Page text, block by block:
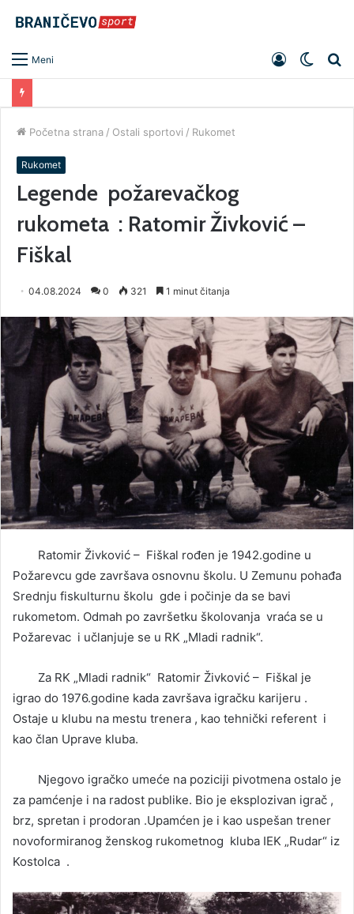
Meni
Switch
skin
Prijavite
se
Početna strana / Ostali sportovi / Rukomet
Rukomet
Legende požarevačkog
rukometa : Ratomir Živković –
Fiškal
04.08.2024 0 321 1 minut čitanja
Ratomir Živković – Fiškal rođen je 1942.godine u
Požarevcu gde završava osnovnu školu. U Zemunu pohađa
Srednju fiskulturnu školu gde i počinje da se bavi
rukometom. Odmah po završetku školovanja vraća se u
Požarevac i učlanjuje se u RK „Mladi radnik“.
Za RK „Mladi radnik“ Ratomir Živković – Fiškal je
igrao do 1976.godine kada završava igračku karijeru .
Ostaje u klubu na mestu trenera , kao tehnički referent i
kao član Uprave kluba.
Njegovo igračko umeće na poziciji pivotmena ostalo je
za pamćenje i na radost publike. Bio je eksplozivan igrač ,
brz, spretan i prodoran .Upamćen je i kao uspešan trener
novoformiranog ženskog rukometnog kluba IEK „Rudar“ iz
Kostolca .